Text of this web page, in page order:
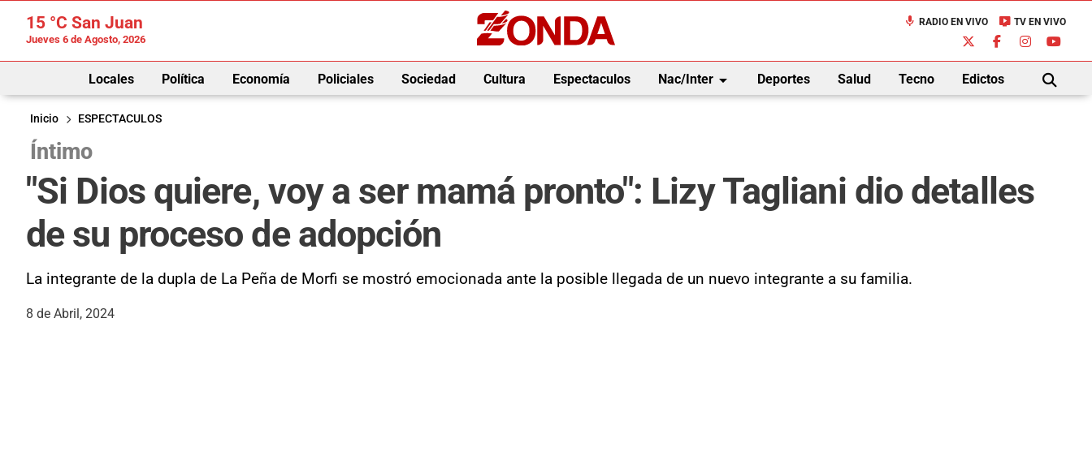
15 °C San Juan
Jueves 6 de Agosto, 2026
mic RADIO EN VIVO live_tv TV EN VIVO
Locales Política Economía Policiales Sociedad Cultura Espectaculos Nac/Interarrow_drop_down Deportes Salud Tecno Edictos
BUSCAR
Inicio
ESPECTACULOS
Íntimo
"Si Dios quiere, voy a ser mamá pronto": Lizy Tagliani dio detalles
de su proceso de adopción
La integrante de la dupla de La Peña de Morfi se mostró emocionada ante la posible llegada de un nuevo integrante a su familia.
8 de Abril, 2024